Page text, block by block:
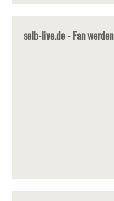
selb-live.de - Fan werden